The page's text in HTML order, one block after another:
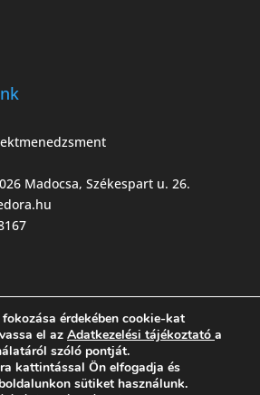
Madocsa, Székespart u. 26.
érdekében cookie-kat
el az Adatkezelési tájékoztató a
szóló pontját.
kattintással Ön elfogadja és
sütiket használunk.